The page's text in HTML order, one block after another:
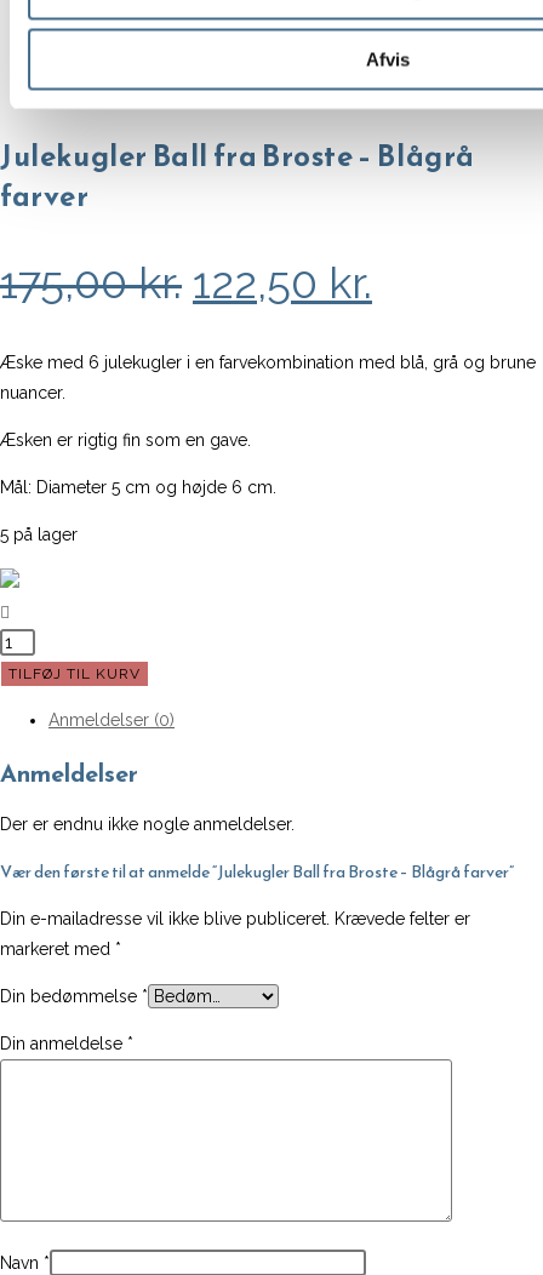
Afvis
Julekugler Ball fra Broste – Blågrå
farver
175,00kr. Den
pris
175,00 kr..
122,50 kr.
pris
Æske med 6 julekugler i en farvekombination med blå, grå og brune
nuancer.
Æsken er rigtig fin som en gave.
Mål: Diameter 5 cm og højde 6 cm.
5 på lager
Julekugler
Ball
Broste
farver
TILFØJ TIL KURV
Anmeldelser (0)
Anmeldelser
Der er endnu ikke nogle anmeldelser.
Vær den første til at anmelde “Julekugler Ball fra Broste – Blågrå farver”
Din e-mailadresse vil ikke blive publiceret. Krævede felter er
markeret med *
Din bedømmelse *
Din anmeldelse *
Navn *